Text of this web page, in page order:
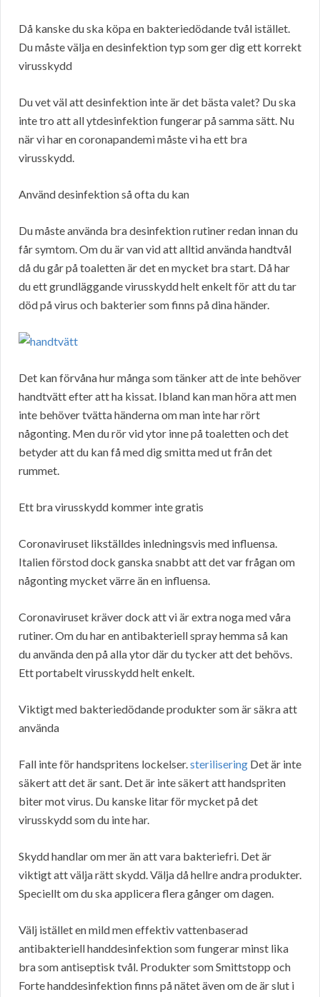
Då kanske du ska köpa en bakteriedödande tvål istället.
Du måste välja en desinfektion typ som ger dig ett korrekt
virusskydd
Du vet väl att desinfektion inte är det bästa valet? Du ska
inte tro att all ytdesinfektion fungerar på samma sätt. Nu
när vi har en coronapandemi måste vi ha ett bra
virusskydd.
Använd desinfektion så ofta du kan
Du måste använda bra desinfektion rutiner redan innan du
får symtom. Om du är van vid att alltid använda handtvål
då du går på toaletten är det en mycket bra start. Då har
du ett grundläggande virusskydd helt enkelt för att du tar
död på virus och bakterier som finns på dina händer.
Det kan förvåna hur många som tänker att de inte behöver
handtvätt efter att ha kissat. Ibland kan man höra att men
inte behöver tvätta händerna om man inte har rört
någonting. Men du rör vid ytor inne på toaletten och det
betyder att du kan få med dig smitta med ut från det
rummet.
Ett bra virusskydd kommer inte gratis
Coronaviruset likställdes inledningsvis med influensa.
Italien förstod dock ganska snabbt att det var frågan om
någonting mycket värre än en influensa.
Coronaviruset kräver dock att vi är extra noga med våra
rutiner. Om du har en antibakteriell spray hemma så kan
du använda den på alla ytor där du tycker att det behövs.
Ett portabelt virusskydd helt enkelt.
Viktigt med bakteriedödande produkter som är säkra att
använda
Fall inte för handspritens lockelser.sterilisering Det är inte
säkert att det är sant. Det är inte säkert att handspriten
biter mot virus. Du kanske litar för mycket på det
virusskydd som du inte har.
Skydd handlar om mer än att vara bakteriefri. Det är
viktigt att välja rätt skydd. Välja då hellre andra produkter.
Speciellt om du ska applicera flera gånger om dagen.
Välj istället en mild men effektiv vattenbaserad
antibakteriell handdesinfektion som fungerar minst lika
bra som antiseptisk tvål. Produkter som Smittstopp och
Forte handdesinfektion finns på nätet även om de är slut i